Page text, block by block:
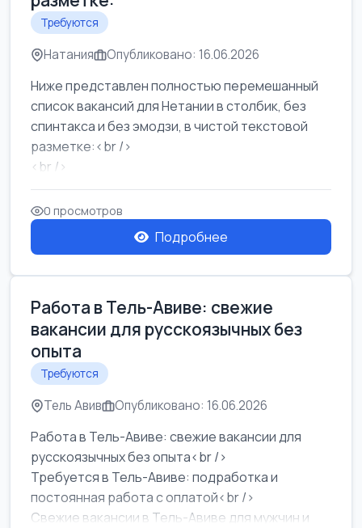
Требуются
Натания Опубликовано: 16.06.2026
Ниже представлен полностью перемешанный
список вакансий для Нетании в столбик, без
спинтакса и без эмодзи, в чистой текстовой
разметке:<br />
<br />
Работа в Нетании на мебельном производстве:
требу...
0 просмотров
Подробнее
Работа в Тель-Авиве: свежие
вакансии для русскоязычных без
опыта
Требуются
Тель Авив Опубликовано: 16.06.2026
Работа в Тель-Авиве: свежие вакансии для
русскоязычных без опыта<br />
Требуется в Тель-Авиве: подработка и
постоянная работа с оплатой<br />
Свежие вакансии в Тель-Авиве для мужчин и